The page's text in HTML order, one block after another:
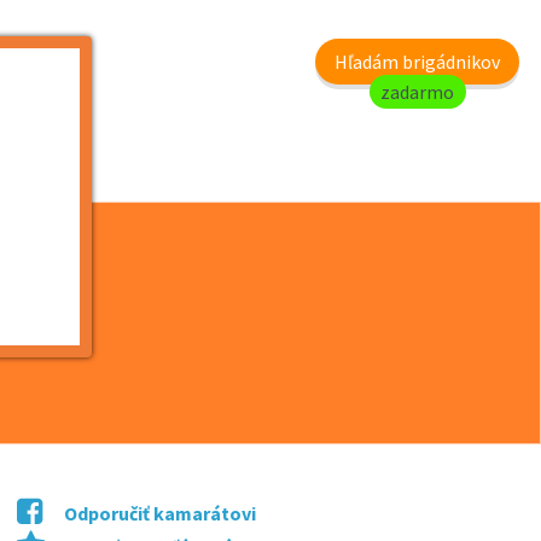
Hľadám brigádnikov
zadarmo
Odporučiť kamarátovi